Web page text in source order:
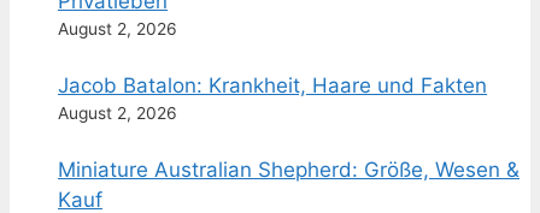
August 2, 2026
Jacob Batalon: Krankheit, Haare und Fakten
August 2, 2026
Miniature Australian Shepherd: Größe, Wesen &
Kauf